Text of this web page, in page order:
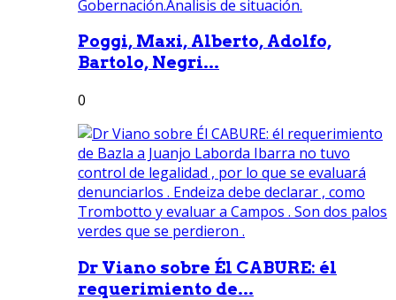
Poggi, Maxi, Alberto, Adolfo,
Bartolo, Negri...
0
Dr Viano sobre Él CABURE: él
requerimiento de...